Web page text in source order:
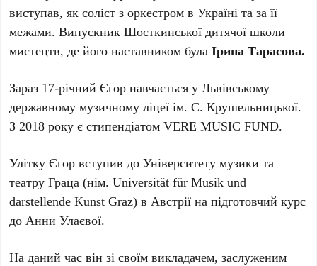
виступав, як соліст з оркестром в Україні та за її
межами. Випускник Шосткинської дитячої школи
мистецтв, де його наставником булаІрина Тарасова.
Зараз 17-річний Єгор навчається у Львівському
державному музичному ліцеї ім. С. Крушельницької.
З 2018 року є стипендіатом VERE MUSIC FUND.
Улітку Єгор вступив до Університету музики та
театру Граца (нім. Universität für Musik und
darstellende Kunst Graz) в Австрії на підготовчий курс
до Анни Улаєвої.
На даний час він зі своїм викладачем, заслуженим